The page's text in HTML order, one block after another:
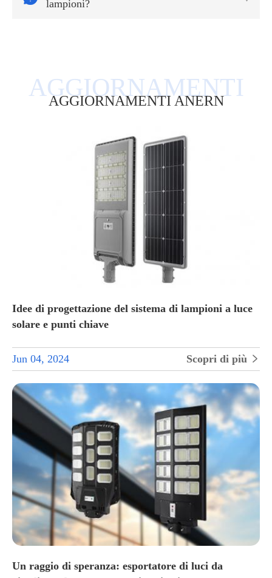
lampioni?
AGGIORNAMENTI ANERN
Idee di progettazione del sistema di lampioni a luce
solare e punti chiave
Jun 04, 2024 Scopri di più 
Un raggio di speranza: esportatore di luci da